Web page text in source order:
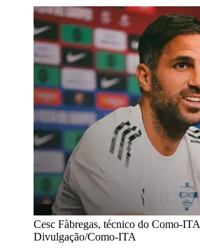
Cesc Fàbregas, técnico do Como-ITA
Divulgação/Como-ITA